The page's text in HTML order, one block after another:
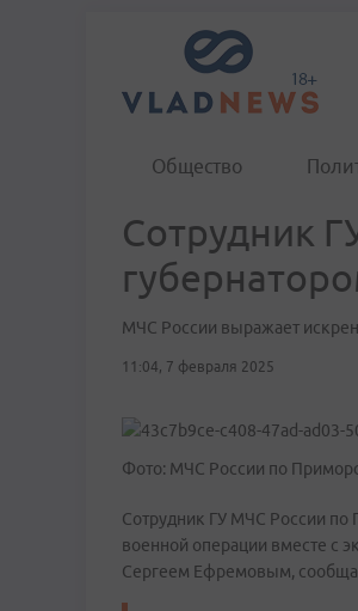
Общество
Сотрудник
МЧС России выражает
11:04, 7 февраля 2025
Фото: МЧС России по
Сотрудник ГУ МЧС России по
военной операции вместе с
Сергеем Ефремовым,